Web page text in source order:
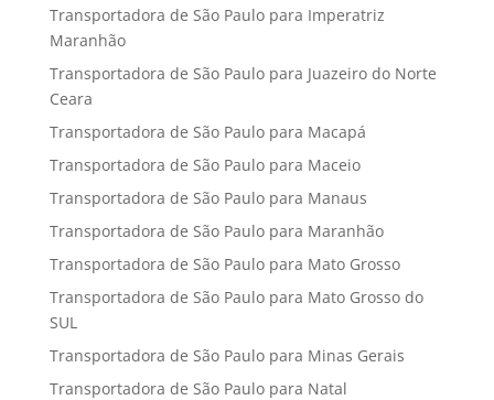
Transportadora de São Paulo para Imperatriz
Maranhão
Transportadora de São Paulo para Juazeiro do Norte
Ceara
Transportadora de São Paulo para Macapá
Transportadora de São Paulo para Maceio
Transportadora de São Paulo para Manaus
Transportadora de São Paulo para Maranhão
Transportadora de São Paulo para Mato Grosso
Transportadora de São Paulo para Mato Grosso do
SUL
Transportadora de São Paulo para Minas Gerais
Transportadora de São Paulo para Natal